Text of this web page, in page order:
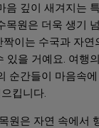
음 깊이 새겨지는
목원은 더욱 생기
이는 수국과 자
있을 거예요. 여행
순간들이 마음속
킵니다.
원은 자연 속에서